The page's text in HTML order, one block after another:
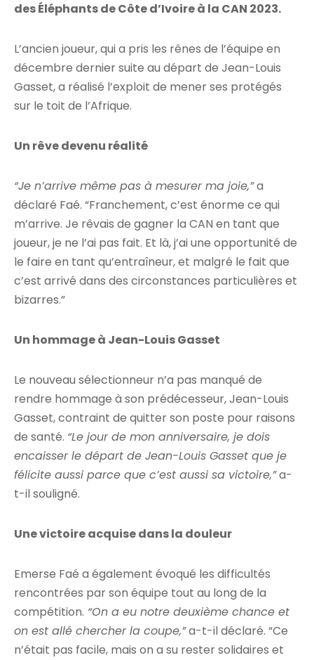
des Éléphants de Côte d’Ivoire à la CAN 2023.
L’ancien joueur, qui a pris les rênes de l’équipe en
décembre dernier suite au départ de Jean-Louis
Gasset, a réalisé l’exploit de mener ses protégés
sur le toit de l’Afrique.
Un rêve devenu réalité
“Je n’arrive même pas à mesurer ma joie,”a
déclaré Faé. “Franchement, c’est énorme ce qui
m’arrive. Je rêvais de gagner la CAN en tant que
joueur, je ne l’ai pas fait. Et là, j’ai une opportunité de
le faire en tant qu’entraîneur, et malgré le fait que
c’est arrivé dans des circonstances particulières et
bizarres.”
Un hommage à Jean-Louis Gasset
Le nouveau sélectionneur n’a pas manqué de
rendre hommage à son prédécesseur, Jean-Louis
Gasset, contraint de quitter son poste pour raisons
de santé. “Le jour de mon anniversaire, je dois
encaisser le départ de Jean-Louis Gasset que je
félicite aussi parce que c’est aussi sa victoire,”a-
t-il souligné.
Une victoire acquise dans la douleur
Emerse Faé a également évoqué les difficultés
rencontrées par son équipe tout au long de la
compétition. “On a eu notre deuxième chance et
on est allé chercher la coupe,”a-t-il déclaré. “Ce
n’était pas facile, mais on a su rester solidaires et